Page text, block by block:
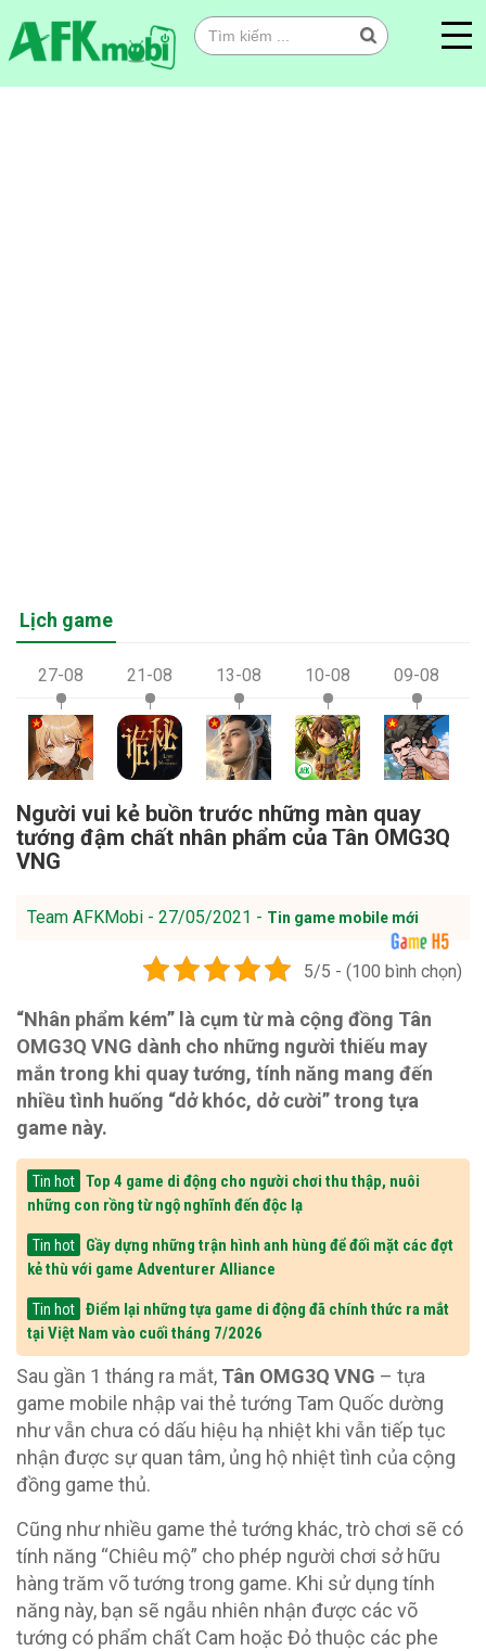
Lịch game
27-08 21-08 13-08 10-08 09-08
Người vui kẻ buồn trước những màn quay
tướng đậm chất nhân phẩm của Tân OMG3Q
VNG
Team AFKMobi - 27/05/2021 - Tin game mobile mới
5/5 - (100 bình chọn)
“Nhân phẩm kém” là cụm từ mà cộng đồng Tân
OMG3Q VNG dành cho những người thiếu may
mắn trong khi quay tướng, tính năng mang đến
nhiều tình huống “dở khóc, dở cười” trong tựa
game này.
Tin hot
Top 4 game di động cho người chơi thu thập, nuôi
những con rồng từ ngộ nghĩnh đến độc lạ
Tin hot
Gầy dựng những trận hình anh hùng để đối mặt các đợt
kẻ thù với game Adventurer Alliance
Tin hot
Điểm lại những tựa game di động đã chính thức ra mắt
tại Việt Nam vào cuối tháng 7/2026
Sau gần 1 tháng ra mắt, Tân OMG3Q VNG – tựa
game mobile nhập vai thẻ tướng Tam Quốc dường
như vẫn chưa có dấu hiệu hạ nhiệt khi vẫn tiếp tục
nhận được sự quan tâm, ủng hộ nhiệt tình của cộng
đồng game thủ.
Cũng như nhiều game thẻ tướng khác, trò chơi sẽ có
tính năng “Chiêu mộ” cho phép người chơi sở hữu
hàng trăm võ tướng trong game. Khi sử dụng tính
năng này, bạn sẽ ngẫu nhiên nhận được các võ
tướng có phẩm chất Cam hoặc Đỏ thuộc các phe